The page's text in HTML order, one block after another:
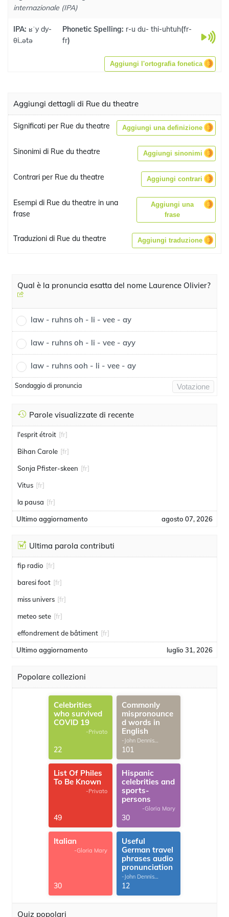
internazionale (IPA)
IPA: ʁˈy dy-
θi..ətə
Phonetic Spelling: r-u du- thi-uhtuh(fr-
fr)
Aggiungi l'ortografia fonetica
Aggiungi dettagli di Rue du theatre
Significati per Rue du theatre Aggiungi una definizione
Sinonimi di Rue du theatre Aggiungi sinonimi
Contrari per Rue du theatre Aggiungi contrari
Esempi di Rue du theatre in una
frase
Aggiungi una
frase
Traduzioni di Rue du theatre Aggiungi traduzione
Qual è la pronuncia esatta del nome Laurence Olivier?
law - ruhns oh - li - vee - ay
law - ruhns oh - li - vee - ayy
law - ruhns ooh - li - vee - ay
Sondaggio di pronuncia Votazione
Parole visualizzate di recente
l'esprit étroit [fr]
Bihan Carole [fr]
Sonja Pfister-skeen [fr]
Vitus [fr]
la pausa [fr]
Ultimo aggiornamento agosto 07, 2026
Ultima parola contributi
fip radio [fr]
baresi foot [fr]
miss univers [fr]
meteo sete [fr]
effondrement de bâtiment [fr]
Ultimo aggiornamento luglio 31, 2026
Popolare collezioni
Celebrities
who survived
COVID 19
-Privato
22
Commonly
mispronounce
d words in
English
-John Dennis
G.Thomas
101
List Of Philes
To Be Known
-Privato
49
Hispanic
celebrities and
sports-
persons
-Gloria Mary
30
Italian
-Gloria Mary
30
Useful
German travel
phrases audio
pronunciation
-John Dennis
G.Thomas
12
Quiz popolari